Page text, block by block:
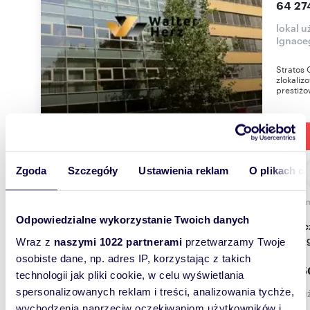
Zgoda Szczegóły Ustawienia reklam O plikach
Odpowiedzialne wykorzystanie Twoich danych
Wraz z naszymi 1022 partnerami przetwarzamy Twoje
osobiste dane, np. adres IP, korzystając z takich
technologii jak pliki cookie, w celu wyświetlania
spersonalizowanych reklam i treści, analizowania tychże,
64
lokal
Stratos
79
lokal